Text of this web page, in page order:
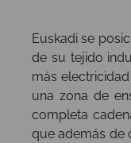
Euskadi se
de su tejido
más
una zona de
completa
que además de